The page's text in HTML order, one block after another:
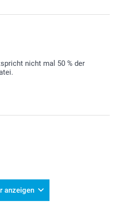
nicht mal 50 % der
leid, dass der Druck des
Vorstellungen entspricht. In
Banners wird mit einem
dass die Auflösung
Rückgaberecht. Bitte nehmen
unserem Kundendienst
damit geprüft
anzeigen